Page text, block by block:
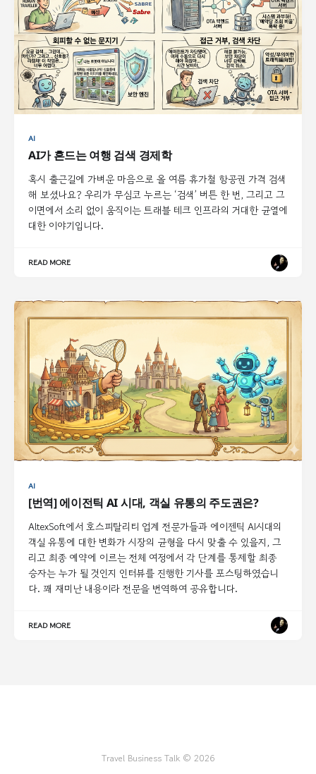
AI
AI가 흔드는 여행 검색 경제학
혹시 출근길에 가벼운 마음으로 올 여름 휴가철 항공권 가격 검색
해 보셨나요? 우리가 무심코 누르는 ‘검색’ 버튼 한 번, 그리고 그
이면에서 소리 없이 움직이는 트래블 테크 인프라의 거대한 균열에
대한 이야기입니다.
READ MORE
AI
[번역] 에이전틱 AI 시대, 객실 유통의 주도권은?
AltexSoft에서 호스피탈리티 업계 전문가들과 에이젠틱 AI시대의
객실 유통에 대한 변화가 시장의 균형을 다시 맞출 수 있을지, 그
리고 최종 예약에 이르는 전체 여정에서 각 단계를 통제할 최종
승자는 누가 될 것인지 인터뷰를 진행한 기사를 포스팅하였습니
다. 꽤 재미난 내용이라 전문을 번역하여 공유합니다.
READ MORE
Travel Business Talk © 2026